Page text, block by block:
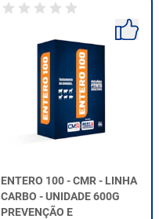
ENTERO 100 - CMR - LINHA
CARBO - UNIDADE 600G
PREVENÇÃO E